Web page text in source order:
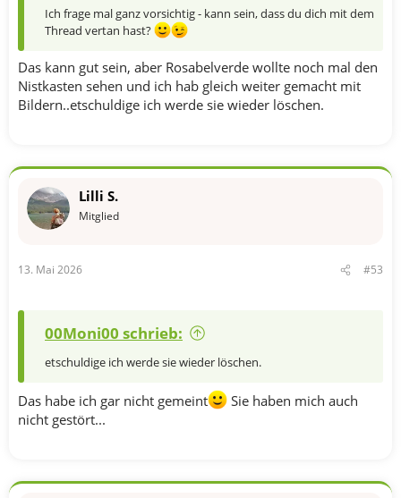
Ich frage mal ganz vorsichtig - kann sein, dass du dich mit dem
Thread vertan hast?
Das kann gut sein, aber Rosabelverde wollte noch mal den
Nistkasten sehen und ich hab gleich weiter gemacht mit
Bildern..etschuldige ich werde sie wieder löschen.
Lilli S.
Mitglied
13. Mai 2026 #53
00Moni00 schrieb:
etschuldige ich werde sie wieder löschen.
Das habe ich gar nicht gemeint
Sie haben mich auch
nicht gestört...